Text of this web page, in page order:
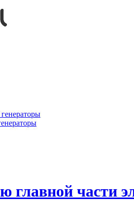
главной части